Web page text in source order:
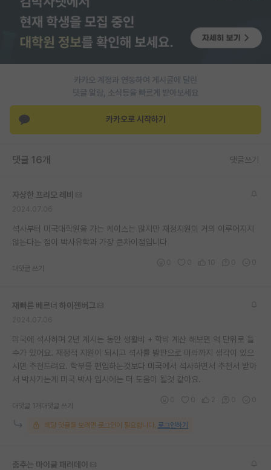
학술 정보 게시판
홍보 게시판
이벤트
재팬라운지 🌸
카카오 계정과 연동하여 게시글에 달린
댓글 알람, 소식등을 빠르게 받아보세요
카카오로 시작하기
댓글 16개 댓글쓰기
자상한 프리모 레비
석사부터 미국대학원을 가는 케이스는 많지만 재정지원이 거의 이루어지지
않는다는 점이 박사유학과 가장 큰차이점입니다
대댓글 쓰기
재빠른 베르너 하이젠버그
미국에 석사하며 2년 계시는 동안 생활비 + 학비 계산 해보면 억 단위로 들
수가 있어요. 재정적 지원이 되시고 석사를 발판으로 미박까지 생각이 있으
시면 추천드려요. 학부를 편입하는것보다 미국에서 석사하면서 추천서 받아
서 박사가는게 미국 박사 입시에는 더 도움이 될것 같아요.
대댓글 1개 대댓글 쓰기
해당 댓글을 보려면 로그인이 필요합니다. 로그인하기
춤추는 마이클 패러데이